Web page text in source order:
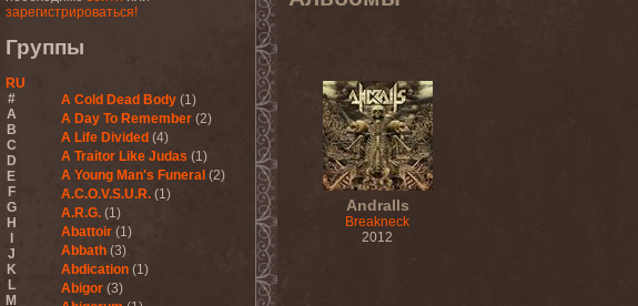
зарегистрироваться!
Группы
RU
#
A
B
C
D
E
F
G
H
J
K
L
M
A Cold Dead Body (1)
A Day To Remember (2)
A Life Divided (4)
A Traitor Like Judas (1)
A Young Man's Funeral (2)
A.C.O.V.S.U.R. (1)
A.R.G. (1)
Abattoir (1)
Abbath (3)
Abdication (1)
Abigor (3)
Andralls
Breakneck
2012